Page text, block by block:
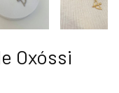
Oxóssi